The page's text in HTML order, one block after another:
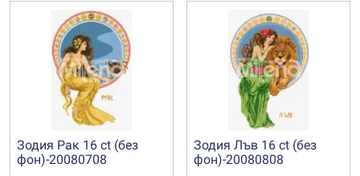
Зодия Рак 16 ct (без
фон)-20080708
Зодия Лъв 16 ct (без
фон)-20080808